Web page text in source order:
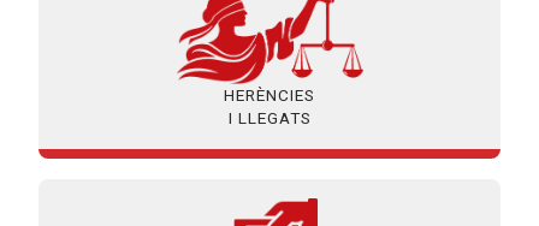
HERÈNCIES
I LLEGATS